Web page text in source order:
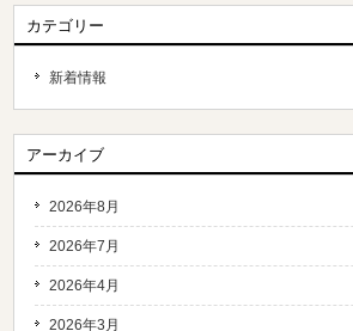
カテゴリー
新着情報
アーカイブ
2026年8月
2026年7月
2026年4月
2026年3月